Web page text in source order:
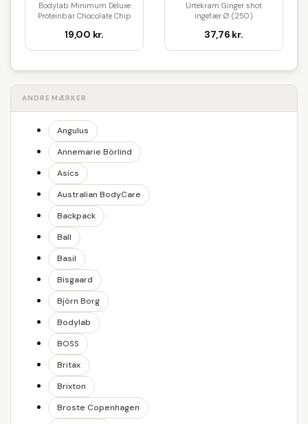
Bodylab Minimum Deluxe
Proteinbar Chocolate Chip
19,00 kr.
Urtekram Ginger shot
ingefær Ø (250)
37,76 kr.
ANDRE MÆRKER
Angulus
Annemarie Börlind
Asics
Australian BodyCare
Backpack
Ball
Basil
Bisgaard
Björn Borg
Bodylab
BOSS
Britax
Brixton
Broste Copenhagen